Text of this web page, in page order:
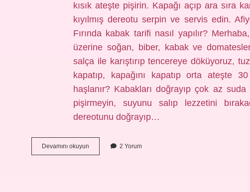
kısık ateşte pişirin. Kapağı açıp ara sıra
kıyılmış dereotu serpin ve servis edin.
Fırında kabak tarifi nasıl yapılır?
üzerine soğan, biber, kabak ve
salça ile karıştırıp tencereye döküyoruz,
kapatıp, kapağını kapatıp orta ateşte
haşlanır? Kabakları doğrayıp çok az
pişirmeyin, suyunu salıp lezzetini
dereotunu doğrayıp…
Devamını okuyun
Ne
2 Yorum